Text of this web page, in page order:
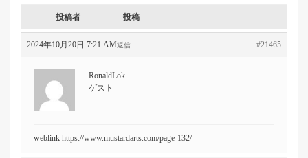
投稿者 投稿
2024年10月20日 7:21 AM #21465
返信
RonaldLok
ゲスト
weblink https://www.mustardarts.com/page-132/